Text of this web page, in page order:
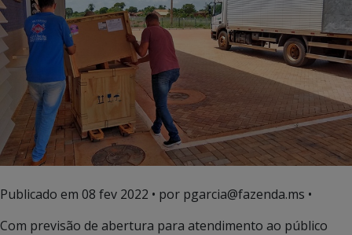
Publicado em 08 fev 2022 • por pgarcia@fazenda.ms •
Com previsão de abertura para atendimento ao público